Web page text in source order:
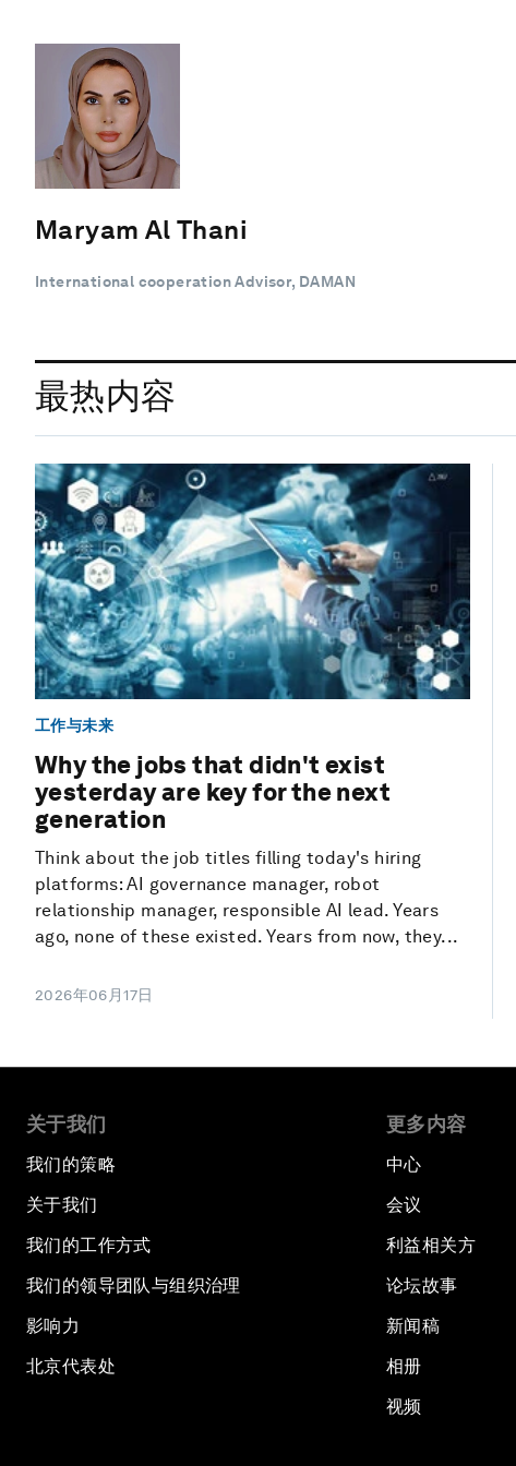
Maryam Al Thani
International cooperation Advisor, DAMAN
最热内容
工作与未来
Why the jobs that didn't exist
yesterday are key for the next
generation
Think about the job titles filling today's hiring
platforms: AI governance manager, robot
relationship manager, responsible AI lead. Years
ago, none of these existed. Years from now, they...
2026年06月17日
关于我们
我们的策略
关于我们
我们的工作方式
我们的领导团队与组织治理
影响力
北京代表处
更多内容
中心
会议
利益相关方
论坛故事
新闻稿
相册
视频